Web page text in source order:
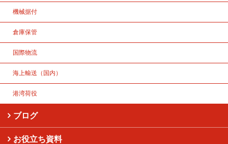
機械据付
倉庫保管
国際物流
海上輸送（国内）
港湾荷役
ブログ
お役立ち資料